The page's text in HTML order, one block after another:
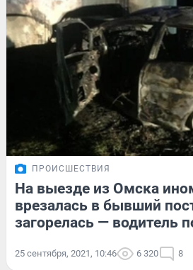
ПРОИСШЕСТВИЯ
На выезде из Омска
врезалась в бывший
загорелась — водитель
25 сентября, 2021, 10:46 6 320 8